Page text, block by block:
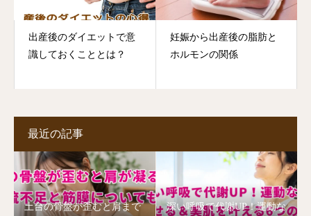
出産後のダイエットで意
識しておくこととは？
妊娠から出産後の脂肪と
ホルモンの関係
最近の記事
土台の骨盤が歪むと肩まで
深い呼吸で代謝UP！運動な